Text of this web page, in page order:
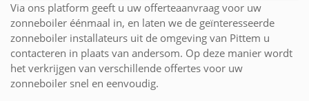
Via ons platform geeft u uw offerteaanvraag voor uw
zonneboiler éénmaal in, en laten we de geïnteresseerde
zonneboiler installateurs uit de omgeving van Pittem u
contacteren in plaats van andersom. Op deze manier wordt
het verkrijgen van verschillende offertes voor uw
zonneboiler snel en eenvoudig.